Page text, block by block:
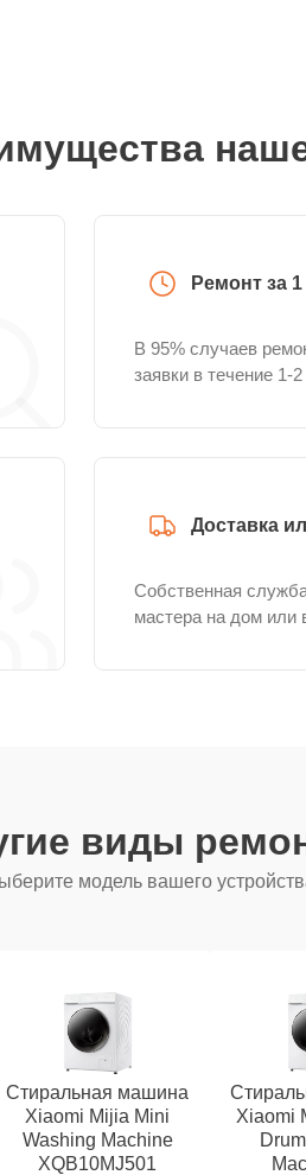
Ремонт за
В 95% случаев
заявки в течение 1-
Доставка
Собственная
мастера на дом или
виды
модель вашего
Стиральная машина
Xiaomi Mijia Mini
Washing Machine
XQB10MJ501
Xiaomi